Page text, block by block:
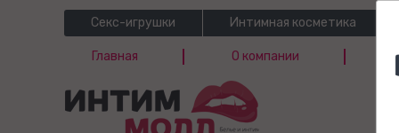
Секс-игрушки Интимная косметика
Главная О компании